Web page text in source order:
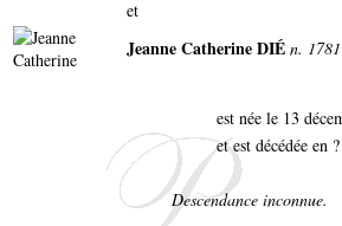
et
Jeanne Catherine DIÉ n.
est née le 13
et est décédée en ?
Descendance inconnue.